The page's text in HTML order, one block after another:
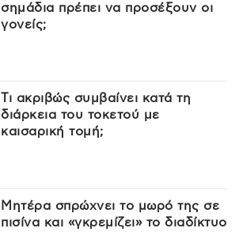
σημάδια πρέπει να προσέξουν οι
γονείς;
Τι ακριβώς συμβαίνει κατά τη
διάρκεια του τοκετού με
καισαρική τομή;
Μητέρα σπρώχνει το μωρό της σε
πισίνα και «γκρεμίζει» το διαδίκτυο